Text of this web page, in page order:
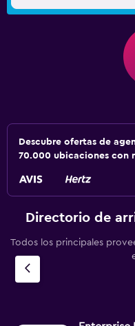
Descubre ofertas de
70.000 ubicaciones con
Directorio de
Todos los principales